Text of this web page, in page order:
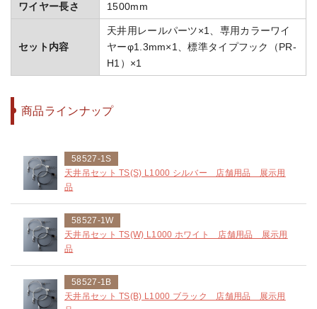
ワイヤー長さ 1500mm
セット内容
天井用レールパーツ×1、専用カラーワイ
ヤーφ1.3mm×1、標準タイプフック（PR-
H1）×1
商品ラインナップ
58527-1S
天井吊セット TS(S) L1000 シルバー 店舗用品 展示用
品
58527-1W
天井吊セット TS(W) L1000 ホワイト 店舗用品 展示用
品
58527-1B
天井吊セット TS(B) L1000 ブラック 店舗用品 展示用